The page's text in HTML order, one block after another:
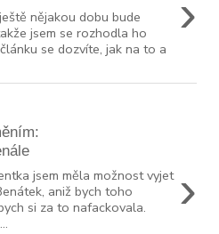
›
nějakou dobu bude
jsem se rozhodla ho
se dozvíte, jak na to a
›
jsem měla možnost vyjet
aniž bych toho
si za to nafackovala.